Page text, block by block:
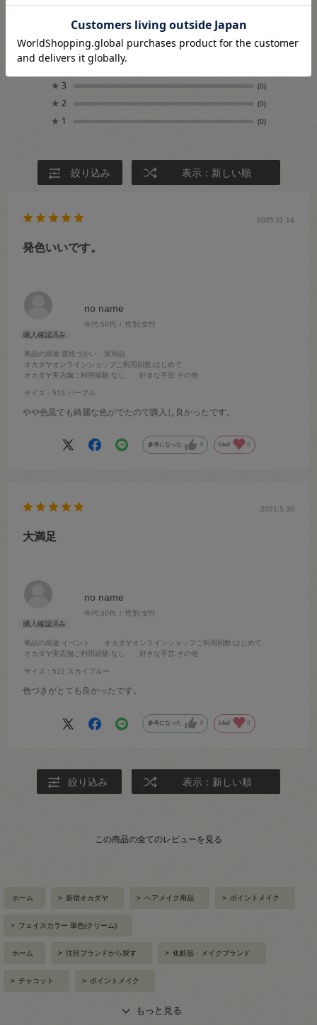
レビュー件数：2件
★5
★ 3 (0)
★ 2 (0)
★ 1 (0)
絞り込み 表示：新しい順
no name
年代:50代 性別:女性
商品の用途:普段づかい・実用品
オカダヤオンラインショップご利用回数:はじめて
オカダヤ実店舗ご利用経験:なし 好きな手芸:その他
サイズ：513.パープル
2025.11.14
発色いいです。
やや色黒でも綺麗な色がでたので購入し良かったです。
参考になった 0 Like! 0
no name
年代:30代 性別:女性
商品の用途:イベント オカダヤオンラインショップご利用回数:はじめて
オカダヤ実店舗ご利用経験:なし 好きな手芸:その他
サイズ：512.スカイブルー
2021.5.30
大満足
色づきがとても良かったです。
参考になった 0 Like! 0
絞り込み 表示：新しい順
この商品の全てのレビューを見る
ホーム > 新宿オカダヤ > ヘアメイク用品 > ポイントメイク
> フェイスカラー 単色(クリーム)
ホーム > 注目ブランドから探す > 化粧品・メイクブランド
> チャコット > ポイントメイク
もっと見る